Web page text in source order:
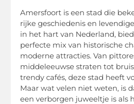
Amersfoort is een stad die
rijke geschiedenis en
in het hart van Nederland,
perfecte mix van historische
moderne attracties. Van
middeleeuwse straten tot
trendy cafés, deze stad heeft
Maar wat velen niet weten, is
een verborgen juweeltje is als